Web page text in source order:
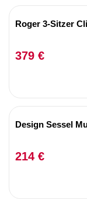
Roger 3-Sitzer
379 €
Design Sessel
214 €